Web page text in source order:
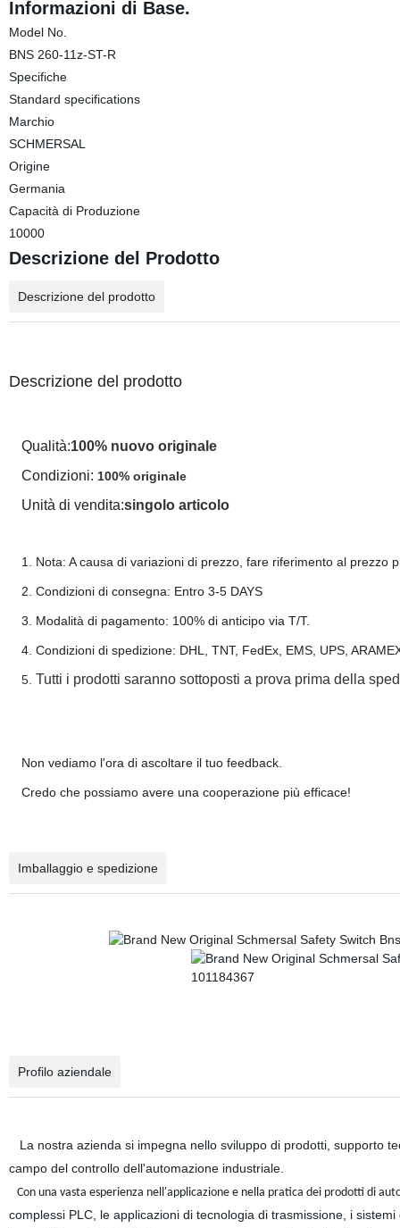
Informazioni di Base.
Model No.
BNS 260-11z-ST-R
Specifiche
Standard specifications
Marchio
SCHMERSAL
Origine
Germania
Capacità di Produzione
10000
Descrizione del Prodotto
Descrizione del prodotto
Descrizione del prodotto
Qualità:100% nuovo originale
Condizioni: 100% originale
Unità di vendita:singolo articolo
1. Nota: A causa di variazioni di prezzo, fare riferimento al prezzo
2. Condizioni di consegna: Entro 3-5 DAYS
3. Modalità di pagamento: 100% di anticipo via T/T.
4. Condizioni di spedizione: DHL, TNT, FedEx, EMS, UPS,
5. Tutti i prodotti saranno sottoposti a prova prima della
Non vediamo l'ora di ascoltare il tuo feedback.
Credo che possiamo avere una cooperazione più efficace!
Imballaggio e spedizione
Profilo aziendale
La nostra azienda si impegna nello sviluppo di prodotti, supporto
campo del controllo dell'automazione industriale.
Con una vasta esperienza nell'applicazione e nella pratica dei prodotti di
complessi PLC, le applicazioni di tecnologia di trasmissione, i